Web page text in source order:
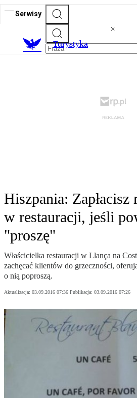
Serwisy
Turystyka
Hiszpania: Zapłacisz
w restauracji, jeśli
"proszę"
Właścicielka restauracji w Llança na
zachęcać klientów do grzeczności,
o nią poproszą.
Aktualizacja: 03.09.2016 07:36 Publikacja: 03.09.2016 07:26